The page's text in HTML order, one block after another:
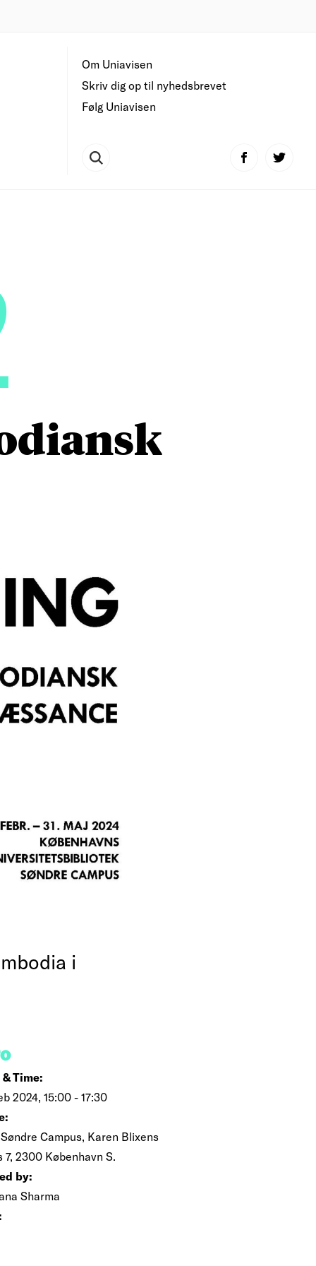
Om Uniavisen
Skriv dig op til nyhedsbrevet
Følg Uniavisen
i
& Time:
2024, 15:00 - 17:30
Campus, Karen Blixens
7, 2300 København S.
by:
Sharma